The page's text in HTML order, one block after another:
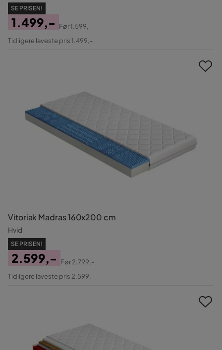
SE PRISEN!
Pris
1.499,-
Original
Før1.599,-
Tidligere laveste pris 1.499,-
Vitoriak Madras 160x200 cm
Hvid
SE PRISEN!
Pris
2.599,-
Original
Før2.799,-
Tidligere laveste pris 2.599,-